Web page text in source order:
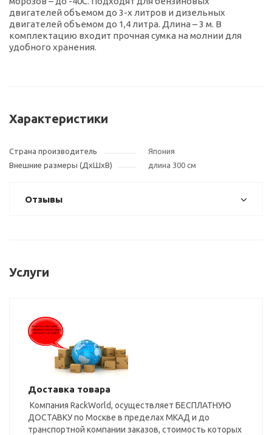
двигателей объемом до 3-х литров и дизельных
двигателей объемом до 1,4 литра. Длина – 3 м. В
комплектацию входит прочная сумка на молнии для
удобного хранения.
Характеристики
Страна производитель
Япония
Внешние размеры (ДxШxВ)
длина 300 см
Отзывы
Услуги
Доставка товара
Компания RackWorld, осуществляет БЕСПЛАТНУЮ
ДОСТАВКУ по Москве в пределах МКАД и до
транспортной компании заказов, стоимость которых